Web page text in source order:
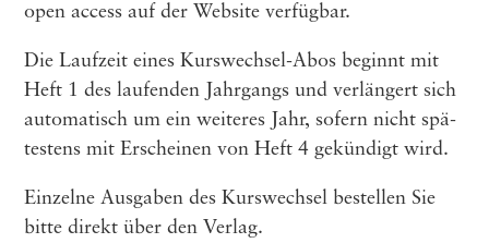
open access auf der Website verfügbar.
Die Lauf­zeit eines Kurs­wech­sel-Abos beginnt mit
Heft 1 des lau­fen­den Jahr­gangs und ver­län­gert sich
auto­ma­tisch um ein wei­te­res Jahr, sofern nicht spä­
tes­tens mit Erschei­nen von Heft 4 gekün­digt wird.
Einzelne Ausgaben des Kurswechsel bestellen Sie
bitte direkt über den Verlag.